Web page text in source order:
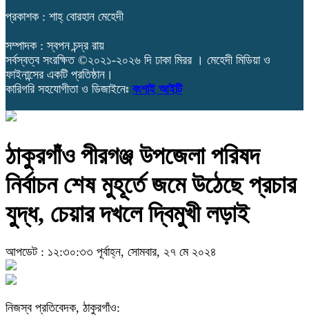
প্রকাশক : শাহ্ বোরহান মেহেদী
সম্পাদক : স্বপন চন্দ্র রায়
সর্বস্বত্ব সংরক্ষিত ©২০২১-২০২৬ দি ঢাকা মিরর । মেহেদী মিডিয়া ও
ফাইনান্সের একটি প্রতিষ্ঠান।
কারিগরি সহযোগীতা ও ডিজাইনেঃ বংশাই আইটি
ঠাকুরগাঁও পীরগঞ্জ উপজেলা পরিষদ
নির্বাচন শেষ মুহূর্তে জমে উঠেছে প্রচার
যুদ্ধ, চেয়ার দখলে দ্বিমুখী লড়াই
আপডেট : ১২:৩০:৩৩ পূর্বাহ্ন, সোমবার, ২৭ মে ২০২৪
নিজস্ব প্রতিবেদক, ঠাকুরগাঁও: